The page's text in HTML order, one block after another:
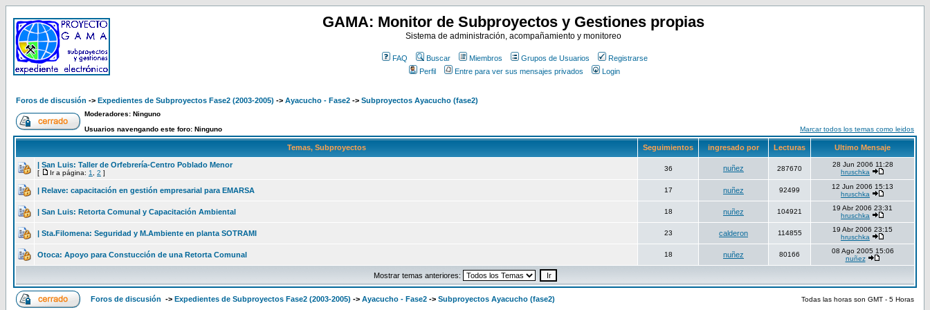
GAMA: Monitor de Subproyectos y Gestiones propias
Sistema de administración, acompañamiento y monitoreo
FAQ Buscar Miembros Grupos de Usuarios
Registrarse
Perfil
Entre para ver sus mensajes privados Login
Foros de discusión -> Expedientes de Subproyectos Fase2 (2003-2005) -> Ayacucho - Fase2 -> Subproyectos Ayacucho (fase2)
Moderadores: Ninguno
Usuarios navengando este foro: Ninguno
Marcar todos los temas como leidos
Temas, Subproyectos Seguimientos ingresado por Lecturas Ultimo Mensaje
| San Luis: Taller de Orfebrería-Centro Poblado Menor
[ Ir a página: 1 2 ]
36 nuñez 287670
28 Jun 2006 11:28
hruschka
| Relave: capacitación en gestión empresarial para EMARSA 17 nuñez 92499
12 Jun 2006 15:13
hruschka
| San Luis: Retorta Comunal y Capacitación Ambiental 18 nuñez 104921
19 Abr 2006 23:31
hruschka
| Sta.Filomena: Seguridad y M.Ambiente en planta SOTRAMI 23 calderon 114855
19 Abr 2006 23:15
hruschka
Otoca: Apoyo para Constucción de una Retorta Comunal 18 nuñez 80166
08 Ago 2005 15:06
nuñez
Mostrar temas anteriores:
Foros de discusión -> Expedientes de Subproyectos Fase2 (2003-2005) -> Ayacucho - Fase2 -> Subproyectos Ayacucho (fase2) Todas las horas son GMT - 5 Horas